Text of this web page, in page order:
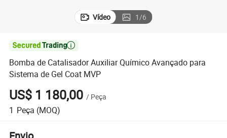
Vídeo 1/6

Bomba de Catalisador Auxiliar Químico Avançado para
Sistema de Gel Coat MVP
US$ 1 180,00 / Peça
1 Peça (MOQ)